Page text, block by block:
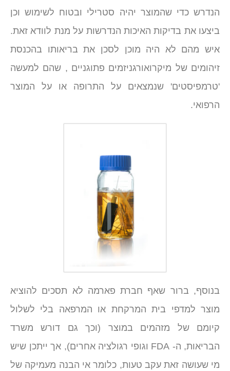
הנדרש כדי שהמוצר יהיה סטרילי ובטוח לשימוש וכן
ביצעו את בדיקות האיכות הנדרשות על מנת לוודא זאת.
איש מהם לא היה מוכן לסכן את בריאותו בהכנסת
זיהומים של מיקרואורגניזמים פתוגניים , שהם למעשה
'טרמפיסטים' שנמצאים על התרופה או על המוצר
הרפואי.
בנוסף, ברור שאף חברת פארמה לא תסכים להוציא
מוצר למדפי בית המרקחת או המרפאה בלי לשלול
קיומם של מזהמים במוצר (וכך גם דורש משרד
הבריאות, ה- FDA וגופי רגולציה אחרים), אך ייתכן שיש
מי שעושה זאת עקב טעות, כלומר אי הבנה מעמיקה של